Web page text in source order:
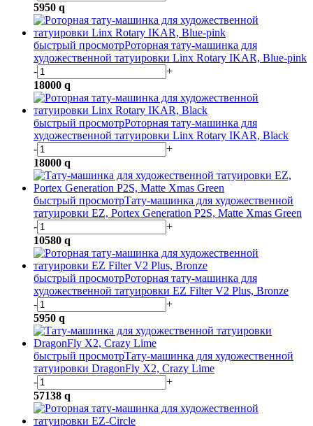
5950 q
быстрый просмотрРоторная тату-машинка для
художественной татуировки Linx Rotary IKAR, Blue-pink
-
+
18000 q
быстрый просмотрРоторная тату-машинка для
художественной татуировки Linx Rotary IKAR, Black
-
+
18000 q
быстрый просмотрТату-машинка для художественной
татуировки EZ, Portex Generation P2S, Matte Xmas Green
-
+
10580 q
быстрый просмотрРоторная тату-машинка для
художественной татуировки EZ Filter V2 Plus, Bronze
-
+
5950 q
быстрый просмотрТату-машинка для художественной
татуировки DragonFly X2, Crazy Lime
-
+
57138 q